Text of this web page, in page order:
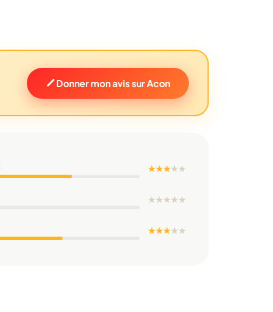
Donner mon avis sur Acon
★ ★ ★★★
★★★★★
★ ★ ★★★